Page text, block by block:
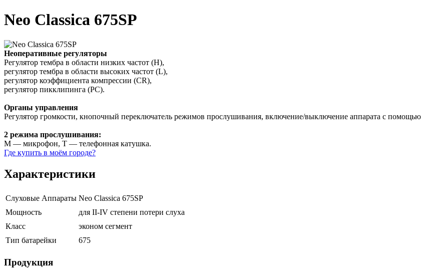
Neo Classica 675SP
Неоперативные регуляторы
Регулятор тембра в области низких частот (H),
регулятор тембра в области высоких частот (L),
регулятор коэффициента компрессии (CR),
регулятор пикклипинга (PC).
Органы управления
Регулятор громкости, кнопочный переключатель режимов прослушивания, включение/выключение аппарата с помощью
2 режима прослушивания:
М — микрофон, Т — телефонная катушка.
Где купить в моём городе?
Характеристики
Слуховые Аппараты Neo Classica 675SP
Мощность
для II-IV степени потери слуха
Класс
эконом сегмент
Тип батарейки
675
Продукция